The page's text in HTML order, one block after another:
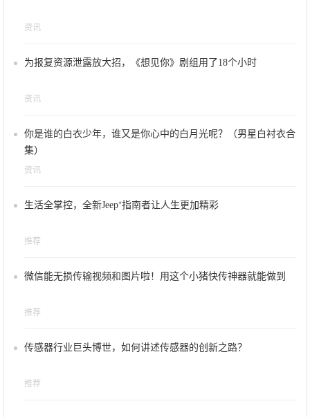
资讯
为报复资源泄露放大招，《想见你》剧组用了18个小时
资讯
你是谁的白衣少年，谁又是你心中的白月光呢？（男星白衬衣合
集）
资讯
生活全掌控，全新Jeep⁺指南者让人生更加精彩
推荐
微信能无损传输视频和图片啦！用这个小猪快传神器就能做到
推荐
传感器行业巨头博世，如何讲述传感器的创新之路？
推荐